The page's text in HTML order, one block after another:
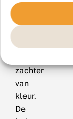
is
kleiner
zachter
van
kleur.
De